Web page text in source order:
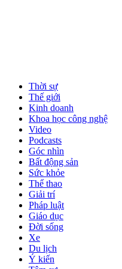
Thời sự
Thế giới
Kinh doanh
Khoa học công nghệ
Video
Podcasts
Góc nhìn
Bất động sản
Sức khỏe
Thể thao
Giải trí
Pháp luật
Giáo dục
Đời sống
Xe
Du lịch
Ý kiến